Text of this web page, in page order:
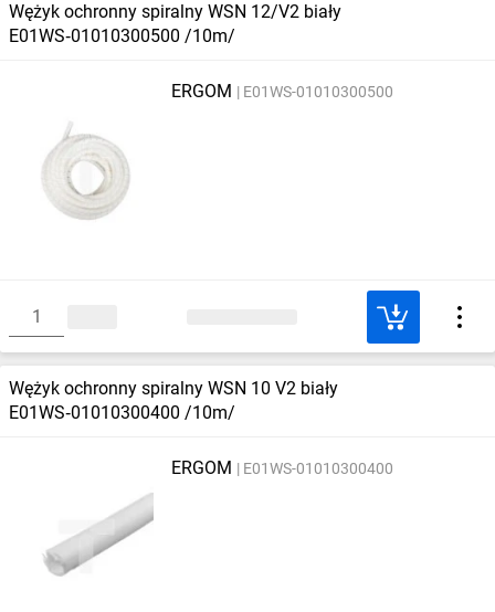
Wężyk ochronny spiralny WSN 12/V2 biały
E01WS‑01010300500 /10m/
ERGOM E01WS-01010300500
Wężyk ochronny spiralny WSN 10 V2 biały
E01WS‑01010300400 /10m/
ERGOM E01WS-01010300400